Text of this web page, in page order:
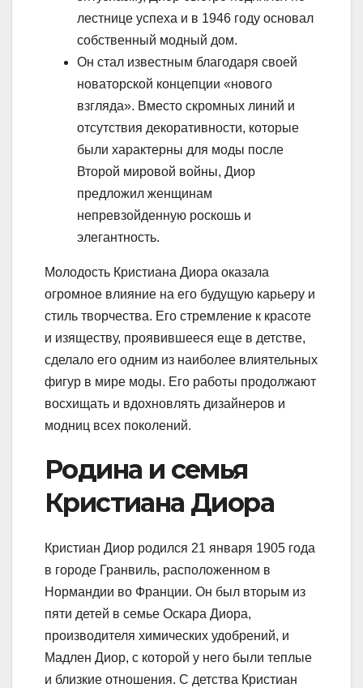
лестнице успеха и в 1946 году основал
собственный модный дом.
Он стал известным благодаря своей
новаторской концепции «нового
взгляда». Вместо скромных линий и
отсутствия декоративности, которые
были характерны для моды после
Второй мировой войны, Диор
предложил женщинам
непревзойденную роскошь и
элегантность.
Молодость Кристиана Диора оказала
огромное влияние на его будущую карьеру и
стиль творчества. Его стремление к красоте
и изяществу, проявившееся еще в детстве,
сделало его одним из наиболее влиятельных
фигур в мире моды. Его работы продолжают
восхищать и вдохновлять дизайнеров и
модниц всех поколений.
Родина и семья
Кристиана Диора
Кристиан Диор родился 21 января 1905 года
в городе Гранвиль, расположенном в
Нормандии во Франции. Он был вторым из
пяти детей в семье Оскара Диора,
производителя химических удобрений, и
Мадлен Диор, с которой у него были теплые
и близкие отношения. С детства Кристиан